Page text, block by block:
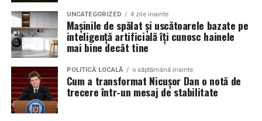
UNCATEGORIZED 4 zile inainte
Mașinile de spălat și uscătoarele bazate pe
inteligență artificială îți cunosc hainele
mai bine decât tine
POLITICĂ LOCALĂ o săptămână inainte
Cum a transformat Nicușor Dan o notă de
trecere într-un mesaj de stabilitate